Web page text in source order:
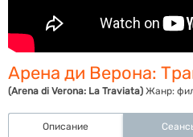
Арена ди Верона:
(Arena di Verona: La Traviata) Жанр:
Описание